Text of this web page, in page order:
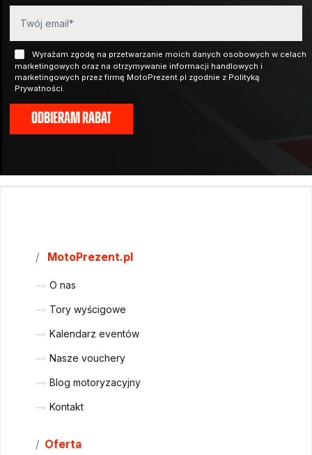
Wyrażam zgodę na przetwarzanie moich danych osobowych w celach
marketingowych oraz na otrzymywanie informacji handlowych i
marketingowych przez firmę MotoPrezent.pl zgodnie z Polityką
Prywatności.
ODBIERAM RABAT
/ MotoPrezent.pl
O nas
Tory wyścigowe
Kalendarz eventów
Nasze vouchery
Blog motoryzacyjny
Kontakt
/ Oferta